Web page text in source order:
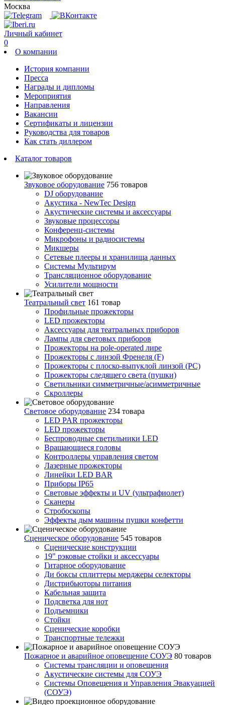
Москва
Личный кабинет
0
О компании
История компании
Пресса
Награды и дипломы
Мероприятия
Направления
Вакансии
Сертификаты и лицензии
Руководства для товаров
Как стать диллером
Каталог товаров
Звуковое оборудование 756 товаров
DJ оборудование
Акустика - NewTec Design
Акустические системы и аксессуары
Звуковые процессоры
Конференц-системы
Микрофоны и радиосистемы
Микшеры
Сетевые плееры и хранилища данных
Системы Мультирум
Трансляционное оборудование
Усилители мощности
Театральный свет 161 товар
Профильные прожекторы
LED прожекторы
Аксессуары для театральных приборов
Лампы для световых приборов
Прожекторы на pole-operated лире
Прожекторы с линзой Френеля (F)
Прожекторы с плоско-выпуклой линзой (PC)
Прожекторы следящего света (пушки)
Светильники симметричные/асимметричные
Скроллеры
Световое оборудование 234 товара
LED PAR прожекторы
LED прожекторы
Беспроводные светильники LED
Вращающиеся головы
Контроллеры управления светом
Лазерные прожекторы
Линейки LED BAR
Приборы IP65
Световые эффекты и UV (ультрафиолет)
Сканеры
Стробоскопы
Эффекты дым машины пушки конфетти
Сценическое оборудование 545 товаров
Сценические конструкции
19" рэковые стойки и аксесcуары
Гитарное оборудование
Ди боксы сплиттеры мерджеры селекторы
Дистрибьюторы питания
Кабельная защита
Подсветка для нот
Подъемники
Стойки
Сценические коробки
Транспортные тележки
Пожарное и аварийное оповещение СОУЭ 80 товаров
Cистемы трансляции и оповещения
Акустические системы для СОУЭ
Системы Оповещения и Управления Эвакуацией
(СОУЭ)